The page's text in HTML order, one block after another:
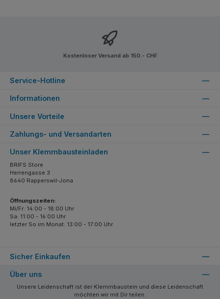
Kostenloser Versand ab 150.- CHF
Service-Hotline
Informationen
Unsere Vorteile
Zahlungs- und Versandarten
Sicher Einkaufen
Unser Klemmbausteinladen
BRIFS Store
Herrengasse 3
8640 Rapperswil-Jona
Öffnungszeiten:
Mi/Fr: 14:00 - 18:00 Uhr
Sa: 11:00 - 16:00 Uhr
letzter So im Monat: 13:00 - 17:00 Uhr
Über uns
Unsere Leidenschaft ist der Klemmbaustein und diese Leidenschaft
möchten wir mit Dir teilen.